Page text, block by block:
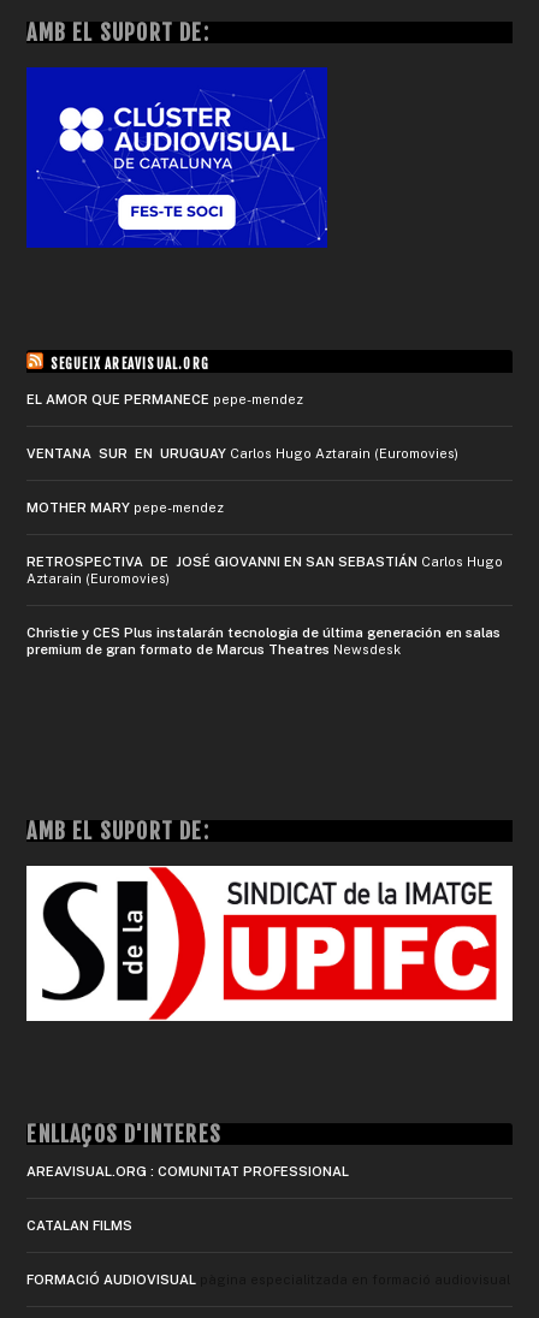
AMB EL SUPORT DE:
SEGUEIX AREAVISUAL.ORG
EL AMOR QUE PERMANECE pepe-mendez
VENTANA SUR EN URUGUAY Carlos Hugo Aztarain (Euromovies)
MOTHER MARY pepe-mendez
RETROSPECTIVA DE JOSÉ GIOVANNI EN SAN SEBASTIÁN Carlos Hugo
Aztarain (Euromovies)
Christie y CES Plus instalarán tecnología de última generación en salas
premium de gran formato de Marcus Theatres Newsdesk
AMB EL SUPORT DE:
ENLLAÇOS D'INTERÈS
AREAVISUAL.ORG : COMUNITAT PROFESSIONAL
CATALAN FILMS
FORMACIÓ AUDIOVISUAL